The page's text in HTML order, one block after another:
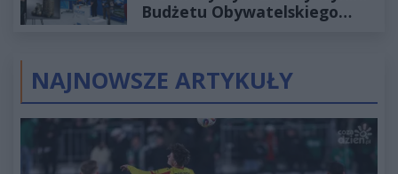
Budżetu Obywatelskiego
NAJNOWSZE ARTYKUŁY